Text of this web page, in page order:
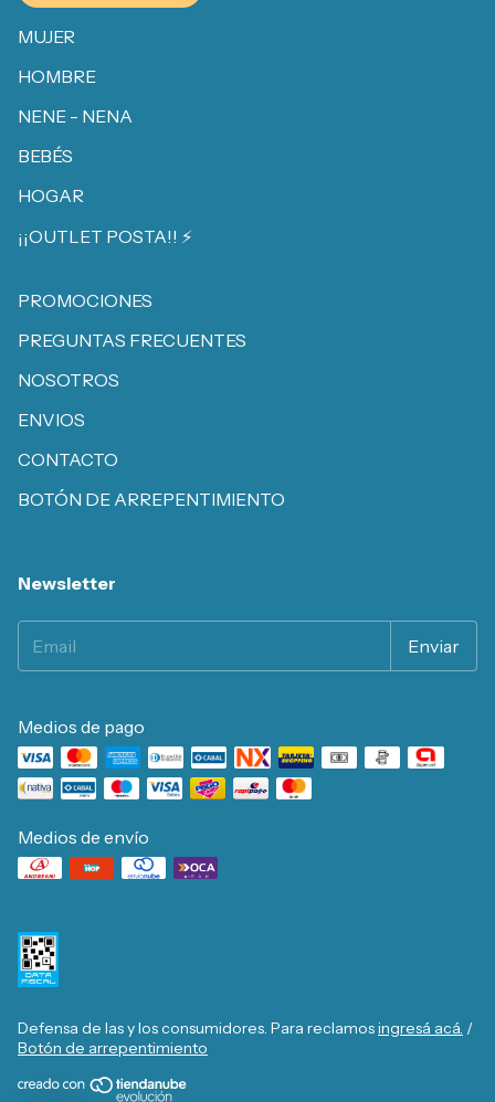
MUJER
HOMBRE
NENE - NENA
BEBÉS
HOGAR
¡¡OUTLET POSTA!! ⚡️
PROMOCIONES
PREGUNTAS FRECUENTES
NOSOTROS
ENVIOS
CONTACTO
BOTÓN DE ARREPENTIMIENTO
Newsletter
Medios de pago
Medios de envío
Defensa de las y los consumidores. Para reclamosingresá acá. /
Botón de arrepentimiento